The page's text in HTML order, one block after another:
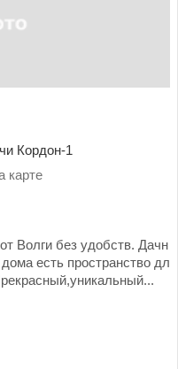
Кордон-1
карте
Волги без удобств. Дачн
есть пространство дл